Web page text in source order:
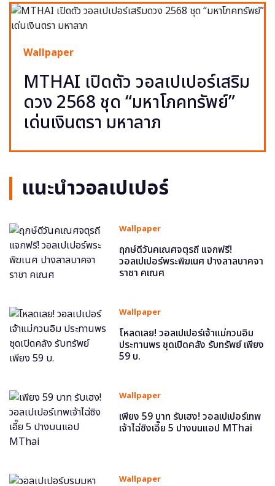
Wallpaper
MTHAI เปิดตัว วอลเปเปอร์เสริม
ดวง 2568 ชุด “มหาโภคทรัพย์”
เด่นเงินตรา มหาลาภ
แนะนำวอลเปเปอร์
Wallpaper
ฤกษ์ดีวันคเณศจตุรถี แจกฟรี!
วอลเปเปอร์พระพิฆเนศ ปางลาลบาคจา
ราชา คเณศ
Wallpaper
โหลดเลย! วอลเปเปอร์เจ้าแม่กวนอิม
ประทานพร ชุดเปิดคลัง รับทรัพย์ เพียง
59 บ.
Wallpaper
เพียง 59 บาท รับเฮง! วอลเปเปอร์เทพ
เจ้าไฉ่ซิงเอี๊ย 5 ปางบนแอป MThai
Wallpaper